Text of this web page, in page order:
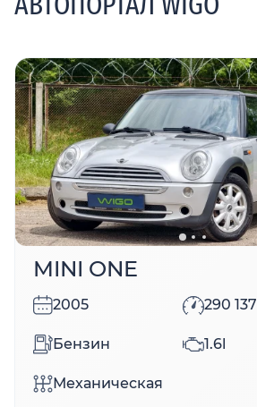
MINI ONE
2005 290 137
Бензин 1.6l
Механическая